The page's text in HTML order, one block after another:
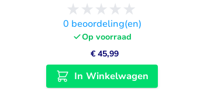
0 beoordeling(en)
Op voorraad
€ 45,99
In Winkelwagen